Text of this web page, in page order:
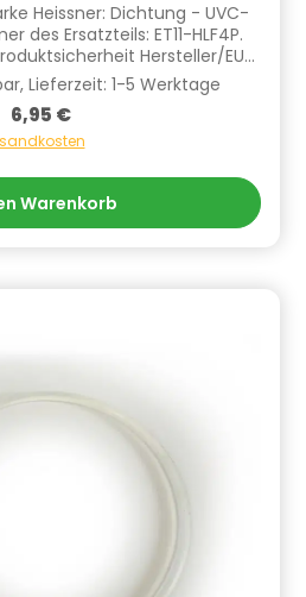
Heissner: Dichtung - UVC-
des Ersatzteils: ET11-HLF4P.
Hersteller/EU
CF Group Deutschland
68, 73240 Wendlingen, DE,
+4970244048100
(falls vorhanden):
Lieferzeit: 1-5 Werktage
Regulärer Preis:
6,95 €
Warenkorb